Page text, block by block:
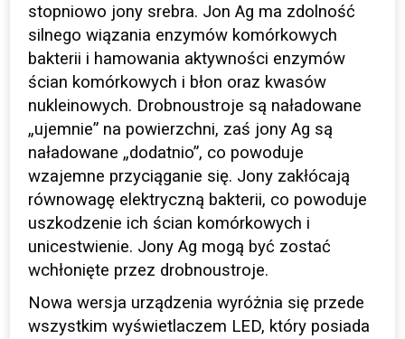
stopniowo jony srebra. Jon Ag ma zdolność
silnego wiązania enzymów komórkowych
bakterii i hamowania aktywności enzymów
ścian komórkowych i błon oraz kwasów
nukleinowych. Drobnoustroje są naładowane
„ujemnie” na powierzchni, zaś jony Ag są
naładowane „dodatnio”, co powoduje
wzajemne przyciąganie się. Jony zakłócają
równowagę elektryczną bakterii, co powoduje
uszkodzenie ich ścian komórkowych i
unicestwienie. Jony Ag mogą być zostać
wchłonięte przez drobnoustroje.
Nowa wersja urządzenia wyróżnia się przede
wszystkim wyświetlaczem LED, który posiada